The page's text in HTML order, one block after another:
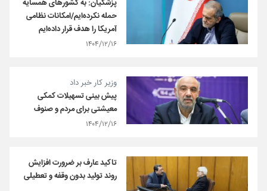
پزشکیان: به کشورهای همسایه
حمله نکرده‌ایم/امکانات نظامی
آمریکا را هدف قرار داده‌ایم
۱۴۰۴/۱۲/۱۶
وزیر کار خبر داد
پیش بینی تسهیلات کمکی
معیشتی برای مردم و صنوف
۱۴۰۴/۱۲/۱۶
تاکید عارف بر ضرورت افزایش
روند تولید بدون وقفه و تعطیلی